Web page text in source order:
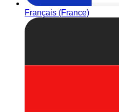
Français (France)